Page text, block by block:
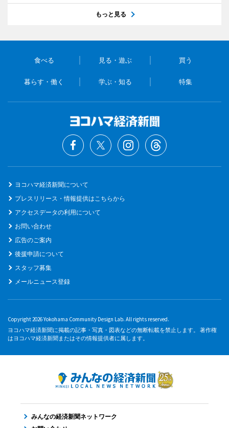
もっと見る
食べる 見る・遊ぶ 買う
暮らす・働く 学ぶ・知る 特集
ヨコハマ経済新聞について
プレスリリース・情報提供はこちらから
アクセスデータの利用について
お問い合わせ
広告のご案内
後援申請について
スタッフ募集
メールニュース登録
Copyright 2026 Yokohama Community Design Lab. All rights reserved.
ヨコハマ経済新聞に掲載の記事・写真・図表などの無断転載を禁止します。 著作権
はヨコハマ経済新聞またはその情報提供者に属します。
みんなの経済新聞ネットワーク